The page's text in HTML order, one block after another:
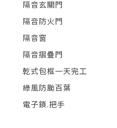
隔音玄關門
隔音防火門
隔音窗
隔音摺疊門
乾式包框一天完工
綠風防颱百葉
電子鎖.把手